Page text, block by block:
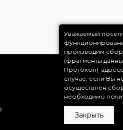
Уважаемый
производим сбор
(фрагменты
Протокол)-
случае, если Вы
осуществлён
необходимо
Закрыть